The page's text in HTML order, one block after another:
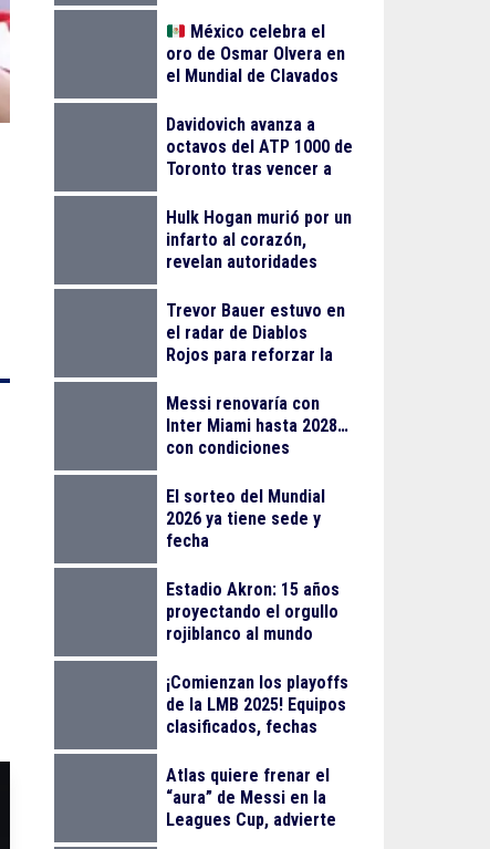
México celebra el
oro de Osmar Olvera en
el Mundial de Clavados
Davidovich avanza a
octavos del ATP 1000 de
Toronto tras vencer a
Hulk Hogan murió por un
infarto al corazón,
revelan autoridades
Trevor Bauer estuvo en
el radar de Diablos
Rojos para reforzar la
Messi renovaría con
Inter Miami hasta 2028…
con condiciones
El sorteo del Mundial
2026 ya tiene sede y
fecha
Estadio Akron: 15 años
proyectando el orgullo
rojiblanco al mundo
¡Comienzan los playoffs
de la LMB 2025! Equipos
clasificados, fechas
Atlas quiere frenar el
“aura” de Messi en la
Leagues Cup, advierte